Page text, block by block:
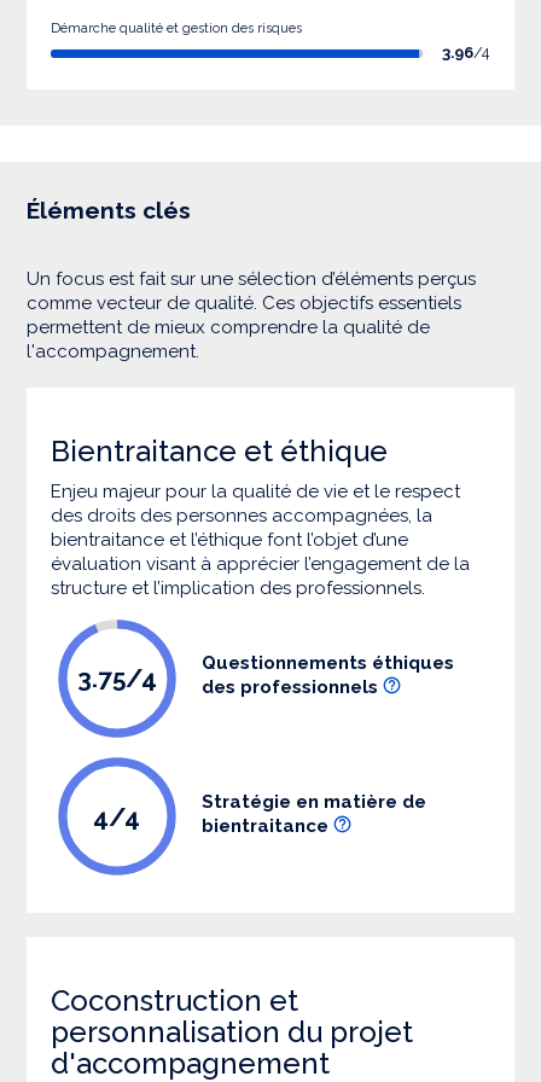
Démarche qualité et gestion des risques
3.96/4
Éléments clés
Un focus est fait sur une sélection d’éléments perçus
comme vecteur de qualité. Ces objectifs essentiels
permettent de mieux comprendre la qualité de
l'accompagnement.
Bientraitance et éthique
Enjeu majeur pour la qualité de vie et le respect
des droits des personnes accompagnées, la
bientraitance et l’éthique font l’objet d’une
évaluation visant à apprécier l’engagement de la
structure et l’implication des professionnels.
3.75/4
Questionnements éthiques
des professionnels
4/4
Stratégie en matière de
bientraitance
Coconstruction et
personnalisation du projet
d'accompagnement